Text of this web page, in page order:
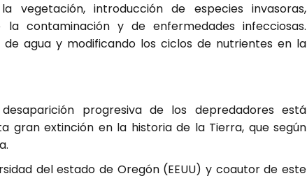
vegetación, introducción de especies invasoras,
contaminación y de enfermedades infecciosas.
agua y modificando los ciclos de nutrientes en la
progresiva de los depredadores está
gran extinción en la historia de la Tierra, que según
del estado de Oregón (EEUU) y coautor de este